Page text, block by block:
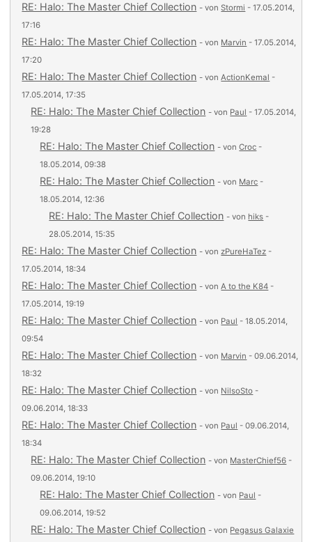
RE: Halo: The Master Chief Collection - vonStormi - 17.05.2014,
17:16
RE: Halo: The Master Chief Collection - von Marvin - 17.05.2014,
17:20
RE: Halo: The Master Chief Collection - vonActionKemal -
17.05.2014, 17:35
RE: Halo: The Master Chief Collection - von Paul - 17.05.2014,
19:28
RE: Halo: The Master Chief Collection - vonCroc -
18.05.2014, 09:38
RE: Halo: The Master Chief Collection - von Marc -
18.05.2014, 12:36
RE: Halo: The Master Chief Collection - von hiks -
28.05.2014, 15:35
RE: Halo: The Master Chief Collection - vonzPureHaTez -
17.05.2014, 18:34
RE: Halo: The Master Chief Collection - vonA to the K84 -
17.05.2014, 19:19
RE: Halo: The Master Chief Collection - von Paul - 18.05.2014,
09:54
RE: Halo: The Master Chief Collection - von Marvin - 09.06.2014,
18:32
RE: Halo: The Master Chief Collection - von NilsoSto -
09.06.2014, 18:33
RE: Halo: The Master Chief Collection - von Paul - 09.06.2014,
18:34
RE: Halo: The Master Chief Collection - von MasterChief56 -
09.06.2014, 19:10
RE: Halo: The Master Chief Collection - von Paul -
09.06.2014, 19:52
RE: Halo: The Master Chief Collection - von Pegasus Galaxie